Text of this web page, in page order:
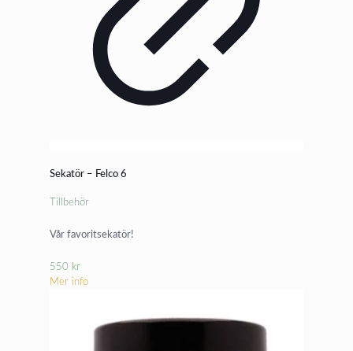
Sekatör – Felco 6
Tillbehör
Vår favoritsekatör!
550 kr
Mer info